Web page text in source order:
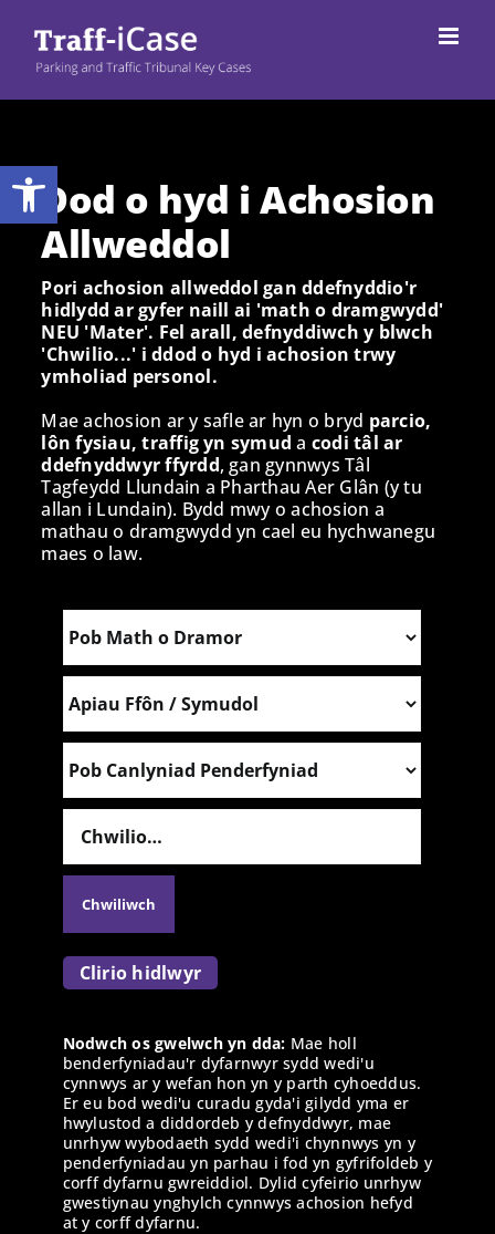
Bar offer agored
cynnwys
Dod o hyd i Achosion
Allweddol
Pori achosion allweddol gan ddefnyddio'r
hidlydd ar gyfer naill ai 'math o dramgwydd'
NEU 'Mater'. Fel arall, defnyddiwch y blwch
'Chwilio...' i ddod o hyd i achosion trwy
ymholiad personol.
Mae achosion ar y safle ar hyn o bryd parcio,
lôn fysiau, traffig yn symud a codi tâl ar
ddefnyddwyr ffyrdd, gan gynnwys Tâl
Tagfeydd Llundain a Pharthau Aer Glân (y tu
allan i Lundain). Bydd mwy o achosion a
mathau o dramgwydd yn cael eu hychwanegu
maes o law.
Clirio hidlwyr
Nodwch os gwelwch yn dda: Mae holl
benderfyniadau'r dyfarnwyr sydd wedi'u
cynnwys ar y wefan hon yn y parth cyhoeddus.
Er eu bod wedi'u curadu gyda'i gilydd yma er
hwylustod a diddordeb y defnyddwyr, mae
unrhyw wybodaeth sydd wedi'i chynnwys yn y
penderfyniadau yn parhau i fod yn gyfrifoldeb y
corff dyfarnu gwreiddiol. Dylid cyfeirio unrhyw
gwestiynau ynghylch cynnwys achosion hefyd
at y corff dyfarnu.